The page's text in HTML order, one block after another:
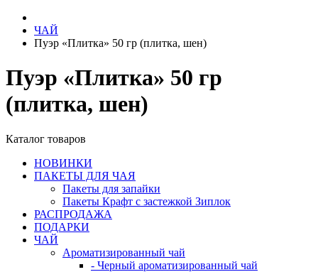
ЧАЙ
Пуэр «Плитка» 50 гр (плитка, шен)
Пуэр «Плитка» 50 гр
(плитка, шен)
Каталог товаров
НОВИНКИ
ПАКЕТЫ ДЛЯ ЧАЯ
Пакеты для запайки
Пакеты Крафт с застежкой Зиплок
РАСПРОДАЖА
ПОДАРКИ
ЧАЙ
Ароматизированный чай
- Черный ароматизированный чай